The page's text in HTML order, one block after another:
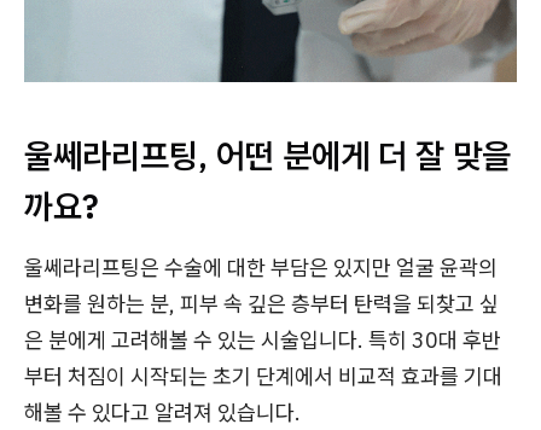
울쎄라리프팅, 어떤 분에게 더 잘 맞을
까요?
울쎄라리프팅은 수술에 대한 부담은 있지만 얼굴 윤곽의
변화를 원하는 분, 피부 속 깊은 층부터 탄력을 되찾고 싶
은 분에게 고려해볼 수 있는 시술입니다. 특히 30대 후반
부터 처짐이 시작되는 초기 단계에서 비교적 효과를 기대
해볼 수 있다고 알려져 있습니다.